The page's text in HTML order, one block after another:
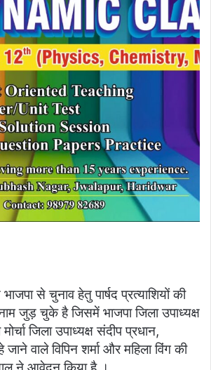
से चुनाव हेतु पार्षद प्रत्याशियों की
जुड़ चुके है जिसमें भाजपा जिला उपाध्यक्ष
जिला उपाध्यक्ष संदीप प्रधान,
वाले विपिन शर्मा और महिला विंग की